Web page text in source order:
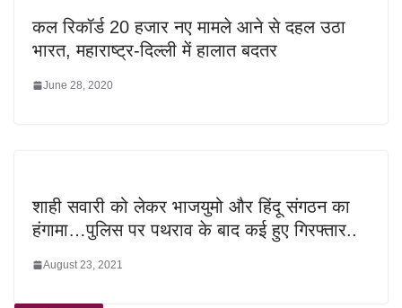
कल रिकॉर्ड 20 हजार नए मामले आने से दहल उठा
भारत, महाराष्ट्र-दिल्ली में हालात बदतर
June 28, 2020
शाही सवारी को लेकर भाजयुमो और हिंदू संगठन का
हंगामा…पुलिस पर पथराव के बाद कई हुए गिरफ्तार..
August 23, 2021